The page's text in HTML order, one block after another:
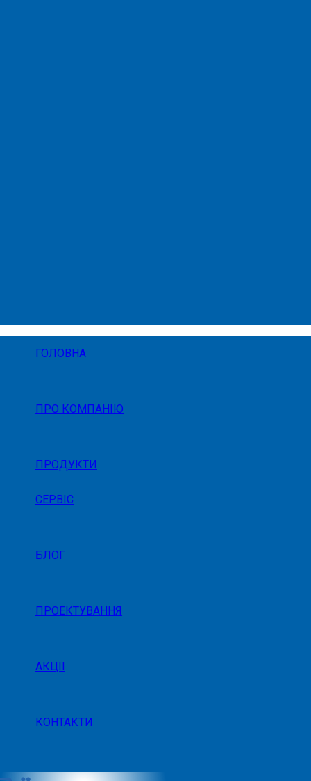
ГОЛОВНА
ПРО КОМПАНІЮ
ПРОДУКТИ
СЕРВІС
БЛОГ
ПРОЕКТУВАННЯ
АКЦІЇ
КОНТАКТИ